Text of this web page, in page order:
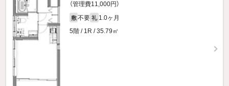
（管理費11,000円）
敷 不要 礼 1.0ヶ月
5階 / 1R / 35.79㎡